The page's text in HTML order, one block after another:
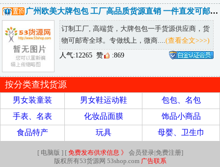
广州欧美大牌包包 工厂高品质货源直销 一件直发可邮全球
订制工厂, 高端货，大牌包包一手货源供应商，货
物可邮寄全球。专做线上，微商.... (查看全文>>>)
人气:12265 赞 :869
按分类查找货源
男女装童装 男女鞋运动鞋
包包、名包
手表、名表
化妆品面膜
饰品小商品
食品特产
玩具 母婴、卫生巾
[ 电脑版 ] [ 免费发布供求信息 》 会员登录|免费注册]
版权所有53货源网 53shop.com 广告联系